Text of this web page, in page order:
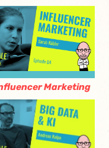
Marketing